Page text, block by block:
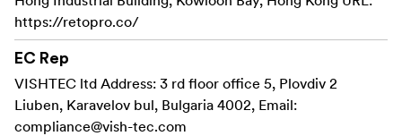
https://retopro.co/
EC Rep
VISHTEC ltd Address: 3 rd floor office 5, Plovdiv 2
Liuben, Karavelov bul, Bulgaria 4002, Email:
compliance@vish-tec.com